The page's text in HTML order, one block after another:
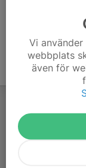
Vi
webbplats
även för